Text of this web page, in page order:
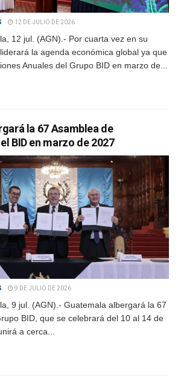
12 DE JULIO DE 2026
12 jul. (AGN).- Por cuarta vez en su
la agenda económica global ya que
Anuales del Grupo BID en marzo de...
la 67 Asamblea de
BID en marzo de 2027
9 DE JULIO DE 2026
9 jul. (AGN).- Guatemala albergará la 67
BID, que se celebrará del 10 al 14 de
a cerca...